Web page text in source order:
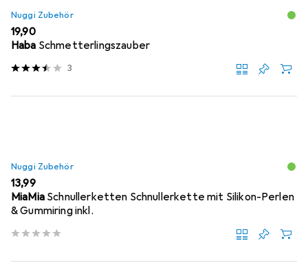
Nuggi Zubehör
EUR
19,90
Haba Schmetterlingszauber
3
Nuggi Zubehör
EUR
13,99
MiaMia Schnullerketten Schnullerkette mit Silikon-Perlen
& Gummiring inkl.